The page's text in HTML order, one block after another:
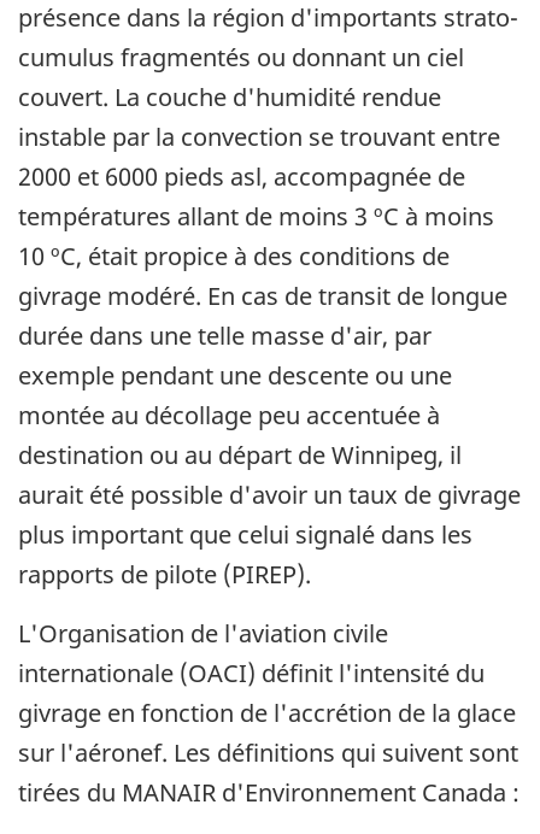
présence dans la région d'importants strato-
cumulus fragmentés ou donnant un ciel
couvert. La couche d'humidité rendue
instable par la convection se trouvant entre
2000 et 6000 pieds asl, accompagnée de
températures allant de moins 3 ºC à moins
10 ºC, était propice à des conditions de
givrage modéré. En cas de transit de longue
durée dans une telle masse d'air, par
exemple pendant une descente ou une
montée au décollage peu accentuée à
destination ou au départ de Winnipeg, il
aurait été possible d'avoir un taux de givrage
plus important que celui signalé dans les
rapports de pilote (PIREP).
L'Organisation de l'aviation civile
internationale (OACI) définit l'intensité du
givrage en fonction de l'accrétion de la glace
sur l'aéronef. Les définitions qui suivent sont
tirées du MANAIR d'Environnement Canada :